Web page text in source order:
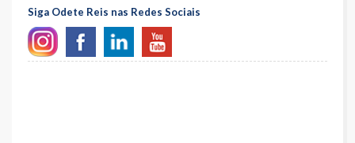
Siga Odete Reis nas Redes Sociais